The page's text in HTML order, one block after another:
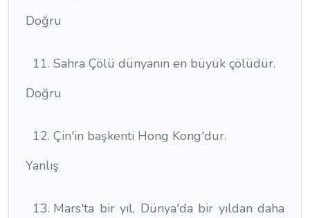
Doğru
Sahra Çölü dünyanın en büyük çölüdür.
Doğru
Çin'in başkenti Hong Kong'dur.
Yanlış
Mars'ta bir yıl, Dünya'da bir yıldan daha